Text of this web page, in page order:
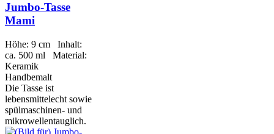
Jumbo-Tasse
Mami
Höhe: 9 cm Inhalt:
ca. 500 ml Material:
Keramik
Handbemalt
Die Tasse ist
lebensmittelecht sowie
spülmaschinen- und
mikrowellentauglich.